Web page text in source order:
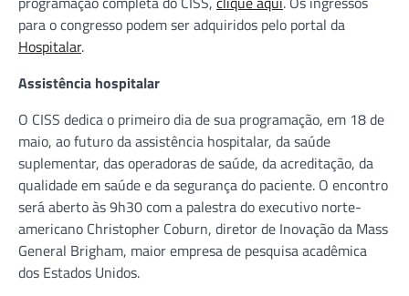
para o congresso podem ser adquiridos pelo portal da
Hospitalar.
Assistência hospitalar
O CISS dedica o primeiro dia de sua programação, em 18 de
maio, ao futuro da assistência hospitalar, da saúde
suplementar, das operadoras de saúde, da acreditação, da
qualidade em saúde e da segurança do paciente. O encontro
será aberto às 9h30 com a palestra do executivo norte-
americano Christopher Coburn, diretor de Inovação da Mass
General Brigham, maior empresa de pesquisa acadêmica
dos Estados Unidos.